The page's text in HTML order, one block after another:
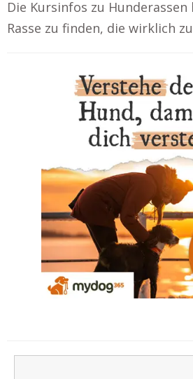
Die Kursinfos zu
Rasse zu finden, die wirklich